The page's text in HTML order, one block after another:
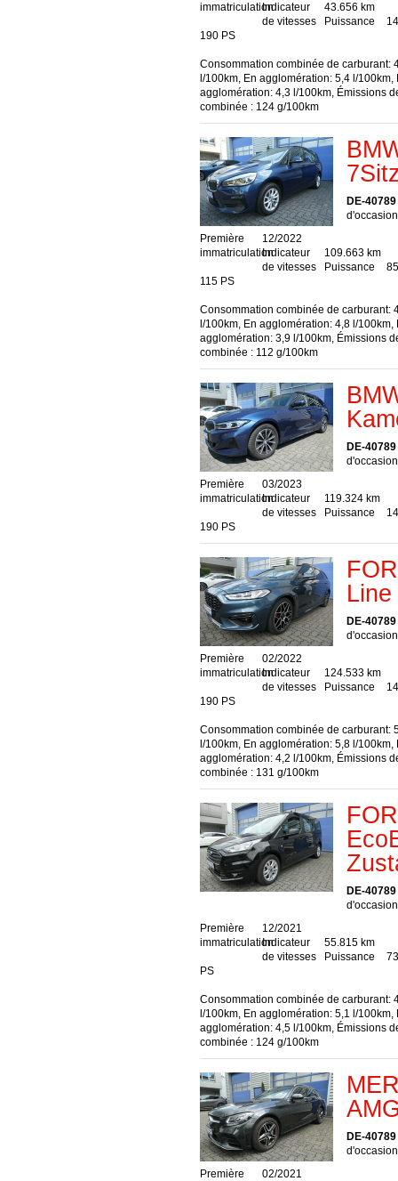
immatriculationIndicateur
de vitesses
43.656 km
Puissance
190 PS
Consommation combinée de carburant:
l/100km, En agglomération: 5,4 l/100km,
agglomération: 4,3 l/100km, Émissions
combinée : 124 g/100km
DE-
Première
immatriculation
12/2022
Indicateur
de vitesses
109.663 km
Puissance
115 PS
Consommation combinée de carburant:
l/100km, En agglomération: 4,8 l/100km,
agglomération: 3,9 l/100km, Émissions
combinée : 112 g/100km
DE-
Première
immatriculation
03/2023
Indicateur
de vitesses
119.324 km
Puissance
190 PS
DE-
Première
immatriculation
02/2022
Indicateur
de vitesses
124.533 km
Puissance
190 PS
Consommation combinée de carburant:
l/100km, En agglomération: 5,8 l/100km,
agglomération: 4,2 l/100km, Émissions
combinée : 131 g/100km
DE-
Première
immatriculation
12/2021
Indicateur
de vitesses
55.815 km
Puissance
PS
Consommation combinée de carburant:
l/100km, En agglomération: 5,1 l/100km,
agglomération: 4,5 l/100km, Émissions
combinée : 124 g/100km
DE-
Première
02/2021